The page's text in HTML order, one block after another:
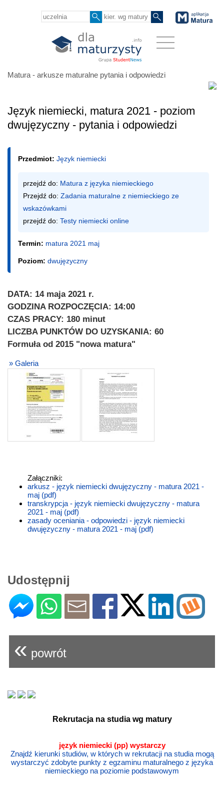
Matura - arkusze maturalne pytania i odpowiedzi
Język niemiecki, matura 2021 - poziom
dwujęzyczny - pytania i odpowiedzi
Przedmiot: Język niemiecki
przejdź do: Matura z języka niemieckiego
Przejdź do: Zadania maturalne z niemieckiego ze
wskazówkami
przejdź do: Testy niemiecki online
Termin: matura 2021 maj
Poziom: dwujęzyczny
DATA: 14 maja 2021 r.
GODZINA ROZPOCZĘCIA: 14:00
CZAS PRACY: 180 minut
LICZBA PUNKTÓW DO UZYSKANIA: 60
Formuła od 2015 "nowa matura"
» Galeria
Załączniki:
arkusz - język niemiecki dwujęzyczny - matura 2021 -
maj (pdf)
transkrypcja - język niemiecki dwujęzyczny - matura
2021 - maj (pdf)
zasady oceniania - odpowiedzi - język niemiecki
dwujęzyczny - matura 2021 - maj (pdf)
Udostępnij
« powrót
Rekrutacja na studia wg matury
język niemiecki (pp) wystarczy
Znajdź kierunki studiów, w których w rekrutacji na studia mogą
wystarczyć zdobyte punkty z egzaminu maturalnego z języka
niemieckiego na poziomie podstawowym